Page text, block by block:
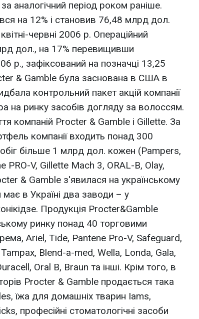
аналогічний період роком раніше.
на 12% і становив 76,48 млрд дол.
червні 2006 р. Операційний
дол., на 17% перевищивши
р., зафіксований на позначці 13,25
& Gamble була заснована в США в
контрольний пакет акцій компанії
на ринку засобів догляду за волоссям.
компаній Procter & Gamble і Gillette. За
компанії входить понад 300
більше 1 млрд дол. кожен (Pampers,
PRO-V, Gillette Mach 3, ORAL-B, Olay,
& Gamble з'явилася на українському
в Україні два заводи – у
Продукція Procter&Gamble
ринку понад 40 торговими
Ariel, Tide, Pantene Pro-V, Safeguard,
Blend-a-med, Wella, Londa, Gala,
Oral B, Braun та інші. Крім того, в
Procter & Gamble продається така
їжа для домашніх тварин Iams,
професійні стоматологічні засоби